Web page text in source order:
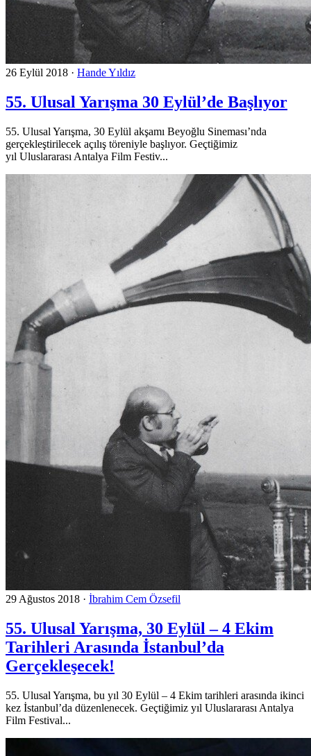
26 Eylül 2018 · Hande Yıldız
55. Ulusal Yarışma 30 Eylül’de Başlıyor
55. Ulusal Yarışma, 30 Eylül akşamı Beyoğlu Sineması’nda
gerçekleştirilecek açılış töreniyle başlıyor. Geçtiğimiz
yıl Uluslararası Antalya Film Festiv...
29 Ağustos 2018 · İbrahim Cem Özsefil
55. Ulusal Yarışma, 30 Eylül – 4 Ekim
Tarihleri Arasında İstanbul’da
Gerçekleşecek!
55. Ulusal Yarışma, bu yıl 30 Eylül – 4 Ekim tarihleri arasında ikinci
kez İstanbul’da düzenlenecek. Geçtiğimiz yıl Uluslararası Antalya
Film Festival...